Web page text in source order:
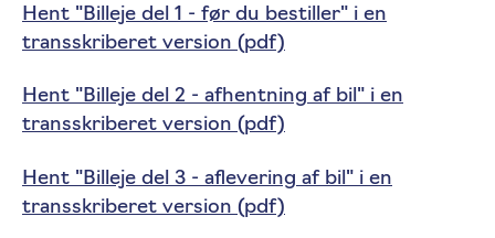
Hent "Billeje del 1 - før du bestiller" i en
transskriberet version (pdf)
Hent "Billeje del 2 - afhentning af bil" i en
transskriberet version (pdf)
Hent "Billeje del 3 - aflevering af bil" i en
transskriberet version (pdf)